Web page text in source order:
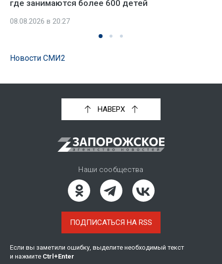
где занимаются более 600 детей
08.08.2026 в 20:27
Новости СМИ2
НАВЕРХ
Наши сообщества
ПОДПИСАТЬСЯ НА RSS
Если вы заметили ошибку, выделите необходимый текст
и нажмите Ctrl +Enter